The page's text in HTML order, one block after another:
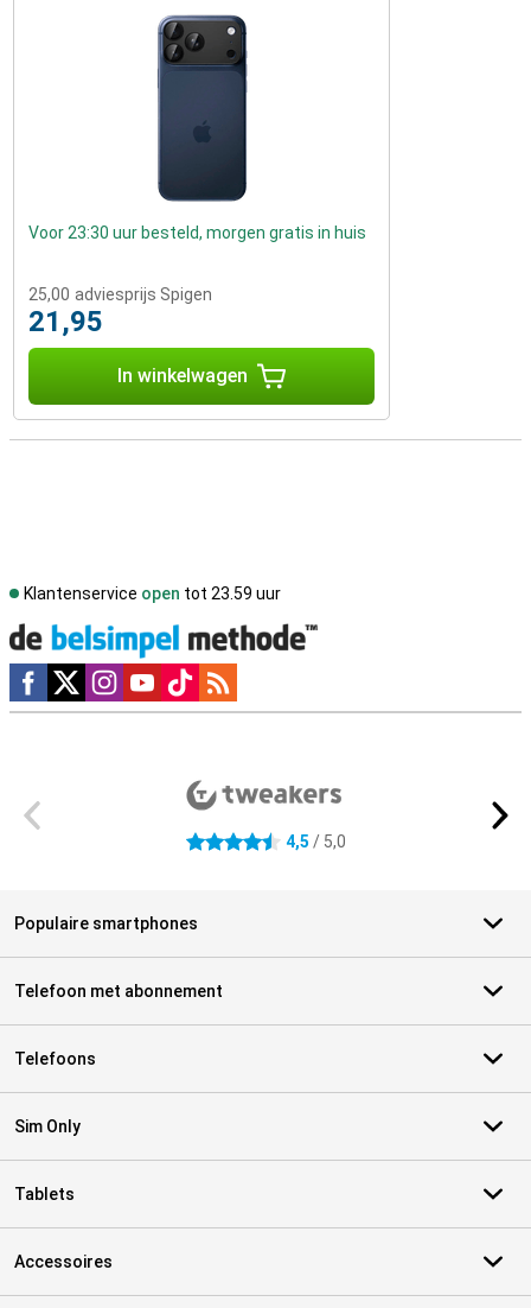
Voor 23:30 uur besteld, morgen gratis in huis
25,00 adviesprijs Spigen
21,95
In winkelwagen
Klantenservice open tot 23.59 uur
Social media
4.5 sterren 4,5 / 5,0
Populaire smartphones
Telefoon met abonnement
Telefoons
Sim Only
Tablets
Accessoires